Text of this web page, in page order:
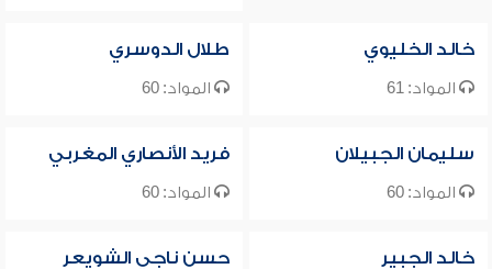
خالد الخليوي
المواد: 61
طلال الدوسري
المواد: 60
سليمان الجبيلان
المواد: 60
فريد الأنصاري المغربي
المواد: 60
خالد الجبير حسن ناجي الشويعر